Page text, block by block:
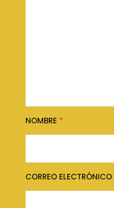
NOMBRE *
CORREO ELECTRÓNICO